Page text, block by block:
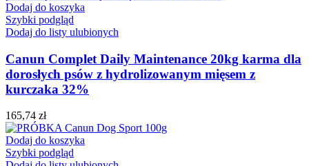
Dodaj do koszyka
Szybki podgląd
Dodaj do listy ulubionych
Canun Complet Daily Maintenance 20kg karma dla
dorosłych psów z hydrolizowanym mięsem z
kurczaka 32%
165,74 zł
Dodaj do koszyka
Szybki podgląd